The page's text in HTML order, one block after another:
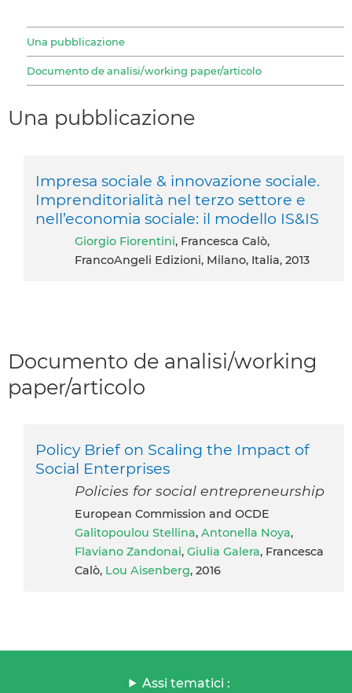
Una pubblicazione
Documento de analisi/working paper/articolo
Una pubblicazione
Impresa sociale & innovazione sociale.
Imprenditorialità nel terzo settore e
nell’economia sociale: il modello IS&IS
Giorgio Fiorentini, Francesca Calò,
FrancoAngeli Edizioni, Milano, Italia, 2013
Documento de analisi/working
paper/articolo
Policy Brief on Scaling the Impact of
Social Enterprises
Policies for social entrepreneurship
European Commission and OCDE
Galitopoulou Stellina, Antonella Noya,
Flaviano Zandonai, Giulia Galera, Francesca
Calò, Lou Aisenberg, 2016
Assi tematici :